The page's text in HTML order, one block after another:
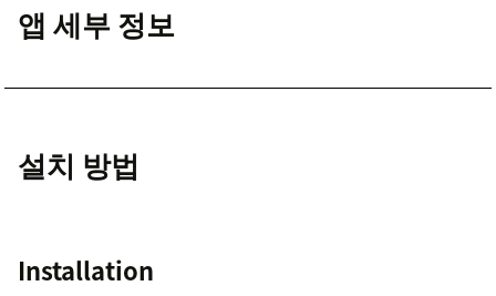
앱 세부 정보
설치 방법
Installation